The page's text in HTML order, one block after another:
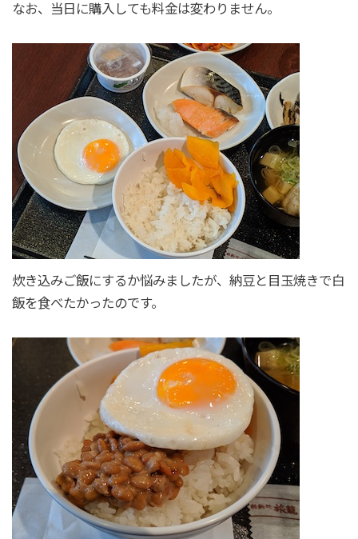
なお、当日に購入しても料金は変わりません。
炊き込みご飯にするか悩みましたが、納豆と目玉焼きで白
飯を食べたかったのです。